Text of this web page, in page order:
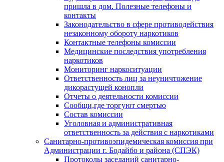
пришла в дом. Полезные телефоны и
контакты
Законодательство в сфере противодействия
незаконному обороту наркотиков
Контактные телефоны комиссии
Медицинские последствия употребления
наркотиков
Мониторинг наркоситуации
Ответственность лиц за неуничтожение
дикорастущей конопли
Отчеты о деятельности комиссии
Сообщи,где торгуют смертью
Состав комиссии
Уголовная и административная
ответственность за действия с наркотиками
Санитарно-противоэпидемическая комиссия при
Администрации г. Бодайбо и района (СПЭК)
Протоколы заседаний санитарно-